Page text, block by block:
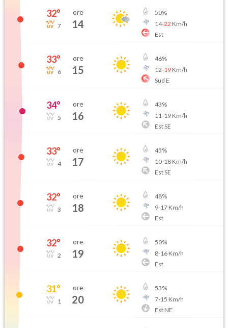
32°
7
ore
14
50%
14-22 Km/h
Est
33°
6
ore
15
46%
12-19Km/h
Sud E
34°
5
ore
16
43%
11-19Km/h
Est SE
33°
4
ore
17
45%
10-18Km/h
Est SE
32°
3
ore
18
48%
9-17Km/h
Est
32°
2
ore
19
50%
8-16Km/h
Est
31°
1
ore
20
53%
7-15 Km/h
Est NE